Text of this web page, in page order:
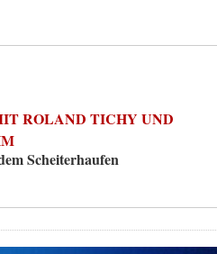
ROLAND TICHY UND
Scheiterhaufen